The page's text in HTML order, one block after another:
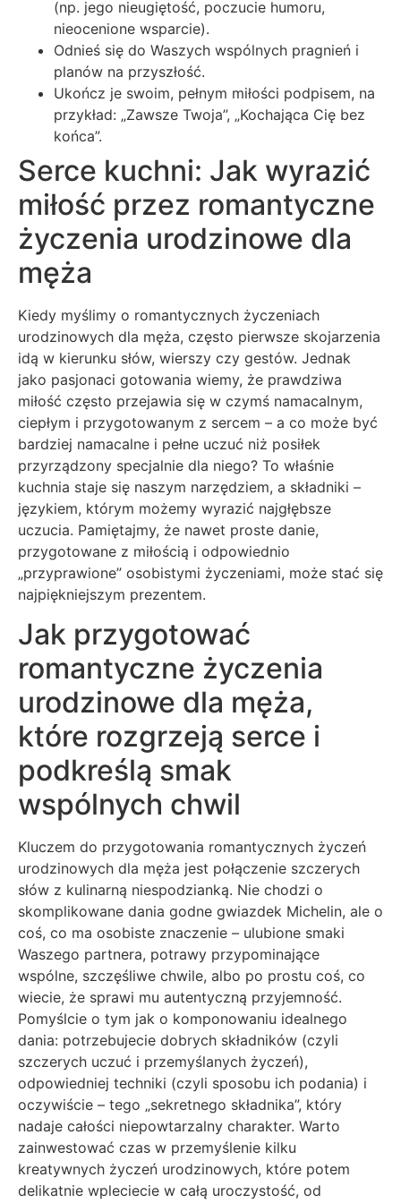
(np. jego nieugiętość, poczucie humoru,
nieocenione wsparcie).
Odnieś się do Waszych wspólnych pragnień i
planów na przyszłość.
Ukończ je swoim, pełnym miłości podpisem, na
przykład: „Zawsze Twoja”, „Kochająca Cię bez
końca”.
Serce kuchni: Jak wyrazić
miłość przez romantyczne
życzenia urodzinowe dla
męża
Kiedy myślimy o romantycznych życzeniach
urodzinowych dla męża, często pierwsze skojarzenia
idą w kierunku słów, wierszy czy gestów. Jednak
jako pasjonaci gotowania wiemy, że prawdziwa
miłość często przejawia się w czymś namacalnym,
ciepłym i przygotowanym z sercem – a co może być
bardziej namacalne i pełne uczuć niż posiłek
przyrządzony specjalnie dla niego? To właśnie
kuchnia staje się naszym narzędziem, a składniki –
językiem, którym możemy wyrazić najgłębsze
uczucia. Pamiętajmy, że nawet proste danie,
przygotowane z miłością i odpowiednio
„przyprawione” osobistymi życzeniami, może stać się
najpiękniejszym prezentem.
Jak przygotować
romantyczne życzenia
urodzinowe dla męża,
które rozgrzeją serce i
podkreślą smak
wspólnych chwil
Kluczem do przygotowania romantycznych życzeń
urodzinowych dla męża jest połączenie szczerych
słów z kulinarną niespodzianką. Nie chodzi o
skomplikowane dania godne gwiazdek Michelin, ale o
coś, co ma osobiste znaczenie – ulubione smaki
Waszego partnera, potrawy przypominające
wspólne, szczęśliwe chwile, albo po prostu coś, co
wiecie, że sprawi mu autentyczną przyjemność.
Pomyślcie o tym jak o komponowaniu idealnego
dania: potrzebujecie dobrych składników (czyli
szczerych uczuć i przemyślanych życzeń),
odpowiedniej techniki (czyli sposobu ich podania) i
oczywiście – tego „sekretnego składnika”, który
nadaje całości niepowtarzalny charakter. Warto
zainwestować czas w przemyślenie kilku
kreatywnych życzeń urodzinowych, które potem
delikatnie wpleciecie w całą uroczystość, od